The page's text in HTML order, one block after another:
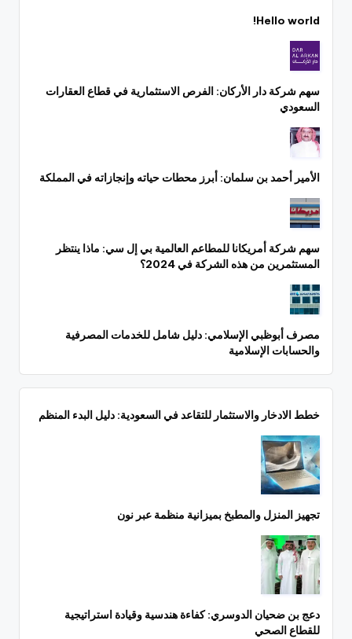
Hello world!
سهم شركة دار الأركان: الفرص الاستثمارية في قطاع العقارات
السعودي
الأمير أحمد بن سلمان: أبرز محطات حياته وإنجازاته في المملكة
سهم شركة أمريكانا للمطاعم العالمية بي إل سي: ماذا ينتظر
المستثمرين من هذه الشركة في 2024؟
مصرف أبوظبي الإسلامي: دليل شامل للخدمات المصرفية
والحسابات الإسلامية
خطط الادخار والاستثمار للتقاعد في السعودية: دليل البدء المنظم
تجهيز المنزل والمطبخ بميزانية منظمة عبر نون
دعج بن ضحيان الدوسري: كفاءة هندسية وقيادة استراتيجية
للقطاع الصحي